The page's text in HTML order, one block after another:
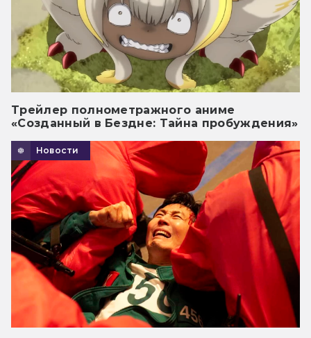
Трейлер полнометражного аниме
«Созданный в Бездне: Тайна пробуждения»
Новости